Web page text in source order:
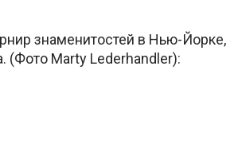
знаменитостей в Нью-Йорке,
(Фото Marty Lederhandler):